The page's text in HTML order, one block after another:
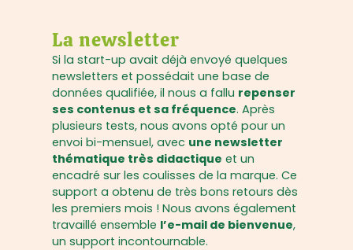
La newsletter
Si la start-up avait déjà envoyé quelques
newsletters et possédait une base de
données qualifiée, il nous a fallu repenser
ses contenus et sa fréquence. Après
plusieurs tests, nous avons opté pour un
envoi bi-mensuel, avec une newsletter
thématique très didactique et un
encadré sur les coulisses de la marque. Ce
support a obtenu de très bons retours dès
les premiers mois ! Nous avons également
travaillé ensemble l’e-mail de bienvenue,
un support incontournable.